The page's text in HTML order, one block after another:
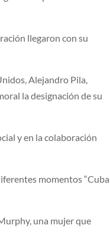
llegaron con su
Alejandro Pila,
la designación de su
y en la colaboración
momentos “Cuba
una mujer que